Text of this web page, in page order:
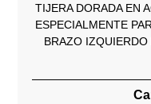
TIJERA DORADA EN
ESPECIALMENTE
BRAZO IZQUIERDO